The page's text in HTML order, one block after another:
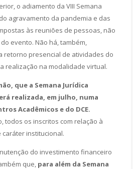
o adiamento da VIII Semana
agravamento da pandemia e das
às reuniões de pessoas, não
evento. Não há, também,
retorno presencial de atividades do
realização na modalidade virtual.
que a Semana Jurídica
realizada, em julho, numa
Acadêmicos e do DCE.
todos os inscritos com relação à
institucional.
do investimento financeiro
que, para além da Semana